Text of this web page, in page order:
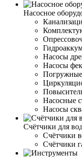
Насосное
Насосы
Насосы
Насосные
Насосы
Счётчики для
Счётчики
Счётчики